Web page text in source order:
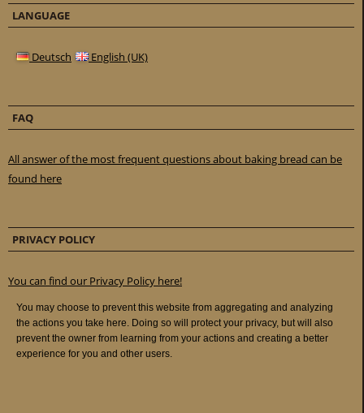
LANGUAGE
Deutsch English (UK)
FAQ
All answer of the most frequent questions about baking bread can be
found here
PRIVACY POLICY
You can find our Privacy Policy here!